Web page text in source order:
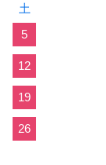
土
5
12
19
26